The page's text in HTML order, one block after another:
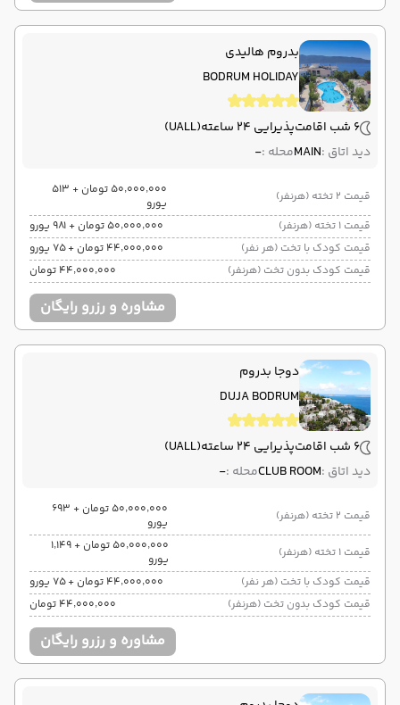
بدروم هالیدی
BODRUM HOLIDAY
6 شب اقامت پذیرایی 24 ساعته
(UALL)
دید اتاق :MAINمحله :-
قیمت 2 تخته (هرنفر)
۵۰٬۰۰۰٬۰۰۰ تومان + ۵۱۳
یورو
قیمت 1 تخته (هرنفر)
۵۰٬۰۰۰٬۰۰۰ تومان + ۹۸۱ یورو
قیمت کودک با تخت (هر نفر)
۴۴٬۰۰۰٬۰۰۰ تومان + ۷۵ یورو
قیمت کودک بدون تخت (هرنفر)
۴۴٬۰۰۰٬۰۰۰ تومان
مشاوره و رزرو رایگان
دوجا بدروم
DUJA BODRUM
6 شب اقامت پذیرایی 24 ساعته
(UALL)
دید اتاق :CLUB ROOMمحله :-
قیمت 2 تخته (هرنفر)
۵۰٬۰۰۰٬۰۰۰ تومان + ۶۹۳
یورو
قیمت 1 تخته (هرنفر)
۵۰٬۰۰۰٬۰۰۰ تومان + ۱٬۱۴۹
یورو
قیمت کودک با تخت (هر نفر)
۴۴٬۰۰۰٬۰۰۰ تومان + ۷۵ یورو
قیمت کودک بدون تخت (هرنفر)
۴۴٬۰۰۰٬۰۰۰ تومان
مشاوره و رزرو رایگان